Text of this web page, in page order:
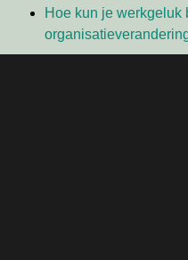
Hoe kun je werkgeluk